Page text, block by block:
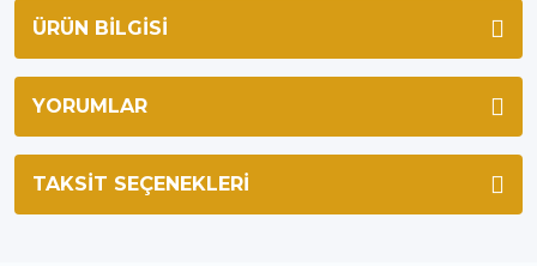
ÜRÜN BILGISI
YORUMLAR
TAKSIT SEÇENEKLERI